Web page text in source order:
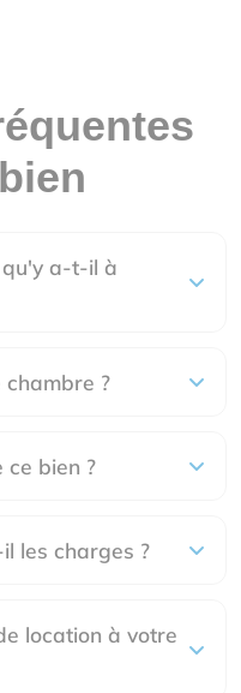
qu'y a-t-il à
?
ce bien ?
les charges ?
location à votre